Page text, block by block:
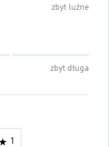
zbyt luźne
zbyt długa
1